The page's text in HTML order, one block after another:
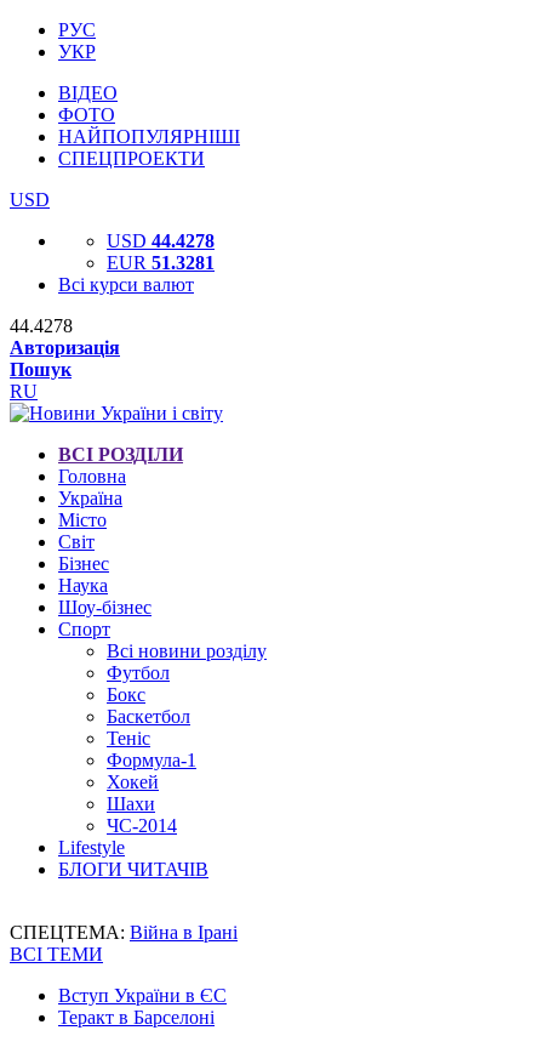
РУС
УКР
ВІДЕО
ФОТО
НАЙПОПУЛЯРНІШІ
СПЕЦПРОЕКТИ
USD
USD 44.4278
EUR 51.3281
Всі курси валют
44.4278
Авторизація
Пошук
RU
ВСІ РОЗДІЛИ
Головна
Україна
Місто
Світ
Бізнес
Наука
Шоу-бізнес
Спорт
Всі новини розділу
Футбол
Бокс
Баскетбол
Теніс
Формула-1
Хокей
Шахи
ЧС-2014
Lifestyle
БЛОГИ ЧИТАЧІВ
СПЕЦТЕМА: Війна в Ірані
ВСІ ТЕМИ
Вступ України в ЄС
Теракт в Барселоні